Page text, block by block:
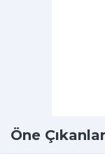
Öne Çıkanlar